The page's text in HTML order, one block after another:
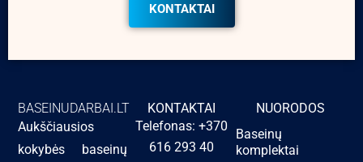
KONTAKTAI
BASEINUDARBAI.LT
Aukščiausios
kokybės baseinų
KONTAKTAI
Telefonas: +370
616 293 40
NUORODOS
Baseinų
komplektai